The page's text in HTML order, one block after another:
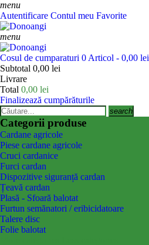
menu
Autentificare Contul meu Favorite
menu
Cosul de cumparaturi 0 Articol - 0,00 lei
Subtotal 0,00 lei
Livrare
Total 0,00 lei
Finalizează cumpărăturile
search
Categorii produse
Cardane agricole
Piese cardane agricole
Cruci cardanice
Furci cardan
Dispozitive siguranță cardan
Țeavă cardan
Plasă - Sfoară balotat
Furtun semănatori / eribicidatoare
Talere disc
Folie balotat